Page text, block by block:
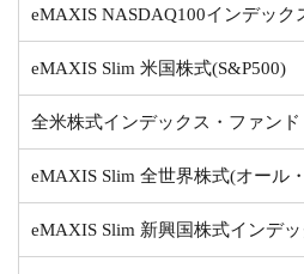
eMAXIS NASDAQ100インデック
eMAXIS Slim 米国株式(S&P500)
全米株式インデックス・ファンド
eMAXIS Slim 全世界株式(オール
eMAXIS Slim 新興国株式インデッ